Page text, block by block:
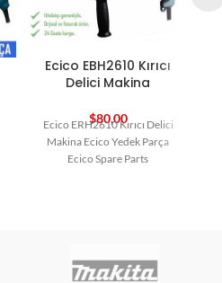
Ecico EBH2610 Kırıcı
Delici Makina
$80,00
Ecico ERH2610 Kırıcı Delici
Makina Ecico Yedek Parça
Ecico Spare Parts